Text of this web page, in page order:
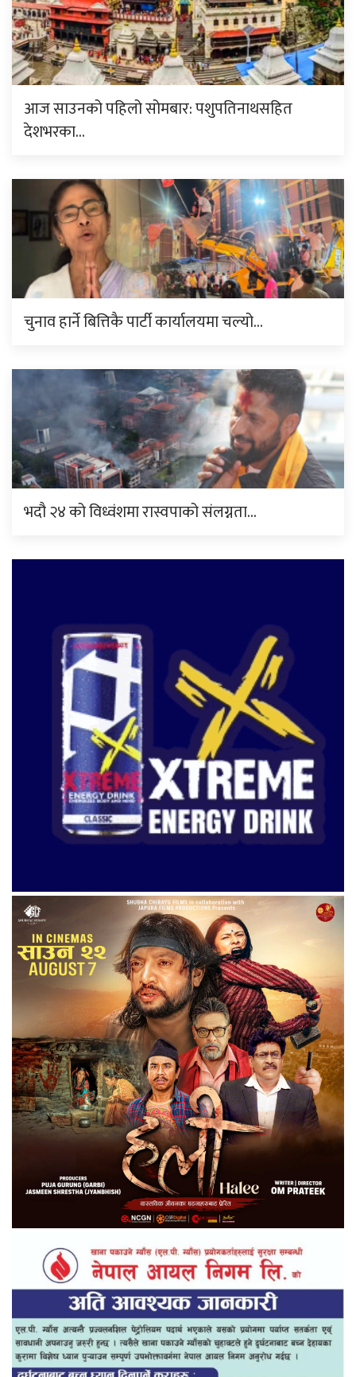
आज साउनको पहिलो सोमबार: पशुपतिनाथसहित
देशभरका…
चुनाव हार्ने बित्तिकै पार्टी कार्यालयमा चल्यो…
भदौ २४ को विध्वंशमा रास्वपाको संलग्नता…